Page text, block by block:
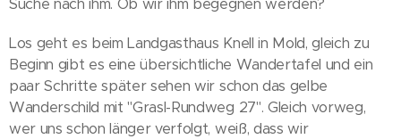
Los geht es beim Landgasthaus Knell in Mold, gleich zu
Beginn gibt es eine übersichtliche Wandertafel und ein
paar Schritte später sehen wir schon das gelbe
Wanderschild mit "Grasl-Rundweg 27". Gleich vorweg,
wer uns schon länger verfolgt, weiß, dass wir